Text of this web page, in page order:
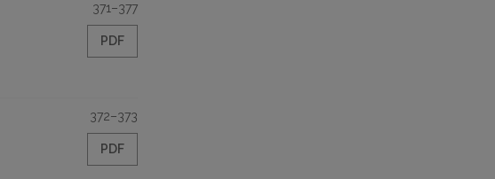
371–377
PDF
372–373
PDF